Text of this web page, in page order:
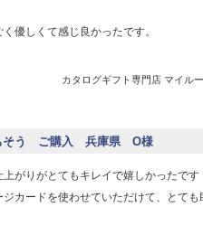
優しくて感じ良かったです。
カタログギフト専門店 マイ
そう ご購入 兵庫県 O様
がりがとてもキレイで嬉しかったです
カードを使わせていただけて、とても